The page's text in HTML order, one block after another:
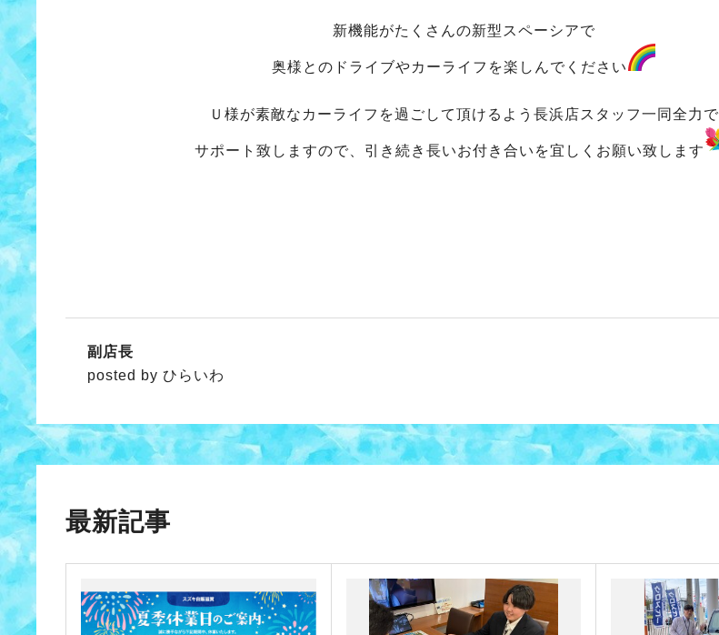
新機能がたくさんの新型スペーシアで
奥様とのドライブやカーライフを楽しんでください
Ｕ様が素敵なカーライフを過ごして頂けるよう長浜店スタッフ一同全力で
サポート致しますので、引き続き長いお付き合いを宜しくお願い致します
副店長
posted by ひらいわ
最新記事